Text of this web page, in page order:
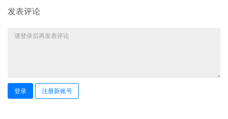
发表评论
登录 注册新账号